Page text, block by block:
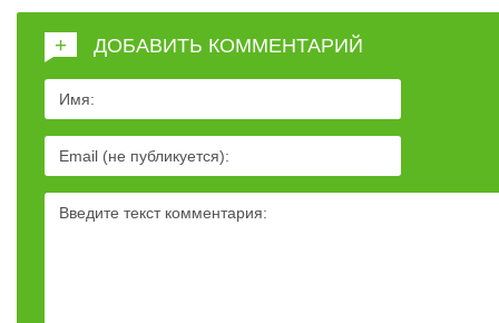
+ ДОБАВИТЬ КОММЕНТАРИЙ